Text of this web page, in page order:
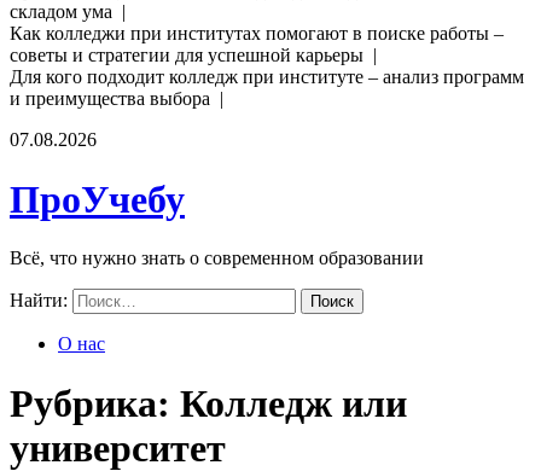
складом ума |
Как колледжи при институтах помогают в поиске работы –
советы и стратегии для успешной карьеры |
Для кого подходит колледж при институте – анализ программ
и преимущества выбора |
07.08.2026
ПроУчебу
Всё, что нужно знать о современном образовании
Найти:
О нас
Рубрика: Колледж или
университет